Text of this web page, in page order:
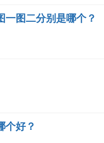
一图二分别是哪个？
个好？